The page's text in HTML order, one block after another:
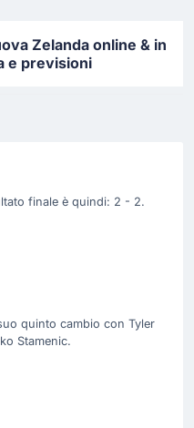
Zelanda online & in
e previsioni
finale è quindi: 2 - 2.
quinto cambio con Tyler
Stamenic.